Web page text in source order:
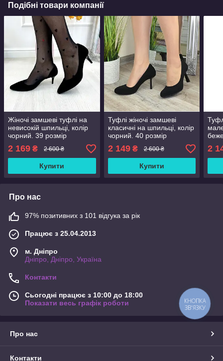
Подібні товари компанії
Жіночі замшеві туфлі на
невисокій шпильці, колір
чорний. 39 розмір
2 169 ₴ 2 600 ₴
Купити
Туфлі жіночі замшеві
класичні на шпильці, колір
чорний. 40 розмір
2 149₴ 2 600 ₴
Купити
2
Про нас
97% позитивних з 101 відгука за рік
Працює з 25.04.2013
м. Дніпро
Дніпро, Дніпро, Україна
Контакти
Сьогодні працює з 10:00 до 18:00
Показати весь графік роботи
Про нас
Контакти
КНОПКА
ЗВ'ЯЗКУ